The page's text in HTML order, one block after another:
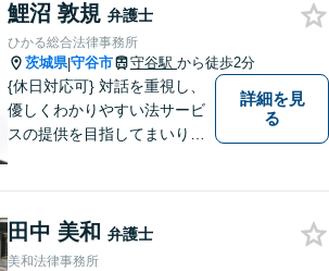
鯉沼 敦規 弁護士
ひかる総合法律事務所
茨城県|守谷市 守谷駅 から徒歩2分
{休日対応可} 対話を重視し、
優しくわかりやすい法サービ
スの提供を目指してまいりま
詳細を見
る
田中 美和 弁護士
美和法律事務所